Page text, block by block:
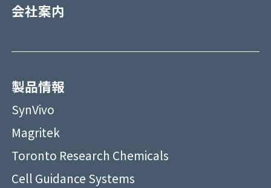
会社案内
製品情報
SynVivo
Magritek
Toronto Research Chemicals
Cell Guidance Systems